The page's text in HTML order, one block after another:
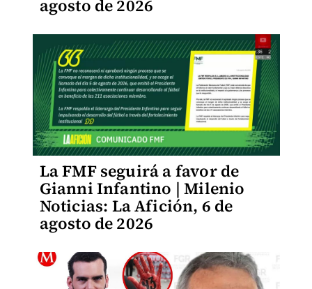
agosto de 2026
La FMF seguirá a favor de
Gianni Infantino | Milenio
Noticias: La Afición, 6 de
agosto de 2026